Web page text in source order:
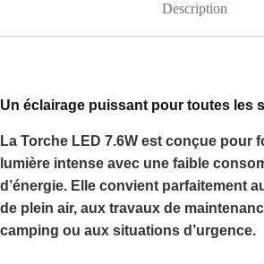
Description
Un éclairage puissant pour toutes les
La Torche LED 7.6W est conçue pour
lumière intense avec une faible
d’énergie. Elle convient parfaitement
de plein air, aux travaux de
camping ou aux situations d’urgence.